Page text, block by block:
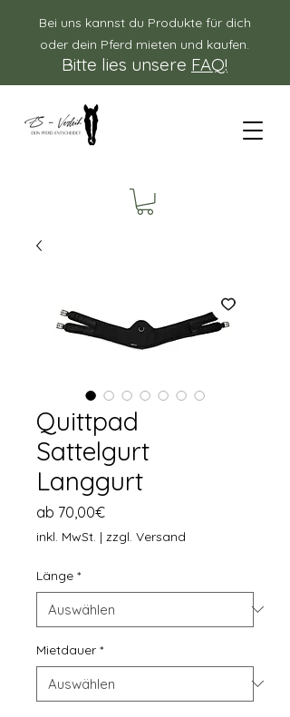
Bei uns kannst du Produkte für dich
oder dein Pferd mieten und kaufen.
Bitte lies unsere FAQ!
Quittpad
Sattelgurt
Langgurt
ab 70,00€Sale-Preis
inkl. MwSt. | zzgl. Versand
Länge *
Mietdauer *